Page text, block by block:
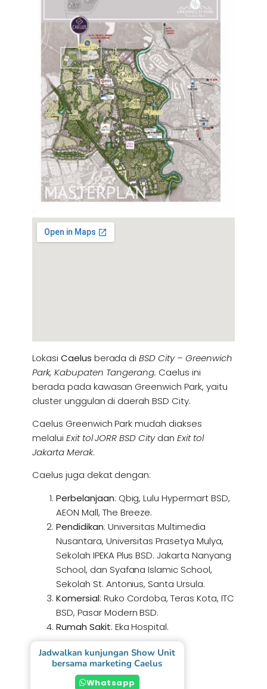
Lokasi Caelus berada diBSD City – Greenwich
Park, Kabupaten Tangerang. Caelus ini
berada pada kawasan Greenwich Park, yaitu
cluster unggulan di daerah BSD City.
Caelus Greenwich Park mudah diakses
melalui Exit tol JORR BSD Citydan Exit tol
Jakarta Merak.
Caelus juga dekat dengan:
Perbelanjaan: Qbig, Lulu Hypermart BSD,
AEON Mall, The Breeze.
Pendidikan: Universitas Multimedia
Nusantara, Universitas Prasetya Mulya,
Sekolah IPEKA Plus BSD. Jakarta Nanyang
School, dan Syafana Islamic School,
Sekolah St. Antonius, Santa Ursula.
Komersial: Ruko Cordoba, Teras Kota, ITC
BSD, Pasar Modern BSD.
Rumah Sakit: Eka Hospital.
Jadwalkan kunjungan Show Unit
bersama marketing Caelus
Whatsapp